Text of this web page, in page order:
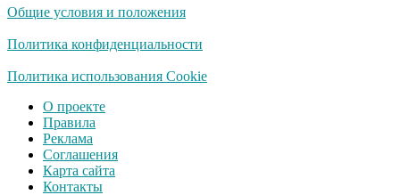
Общие условия и положения
Политика конфиденциальности
Политика использования Cookie
О проекте
Правила
Реклама
Соглашения
Карта сайта
Контакты